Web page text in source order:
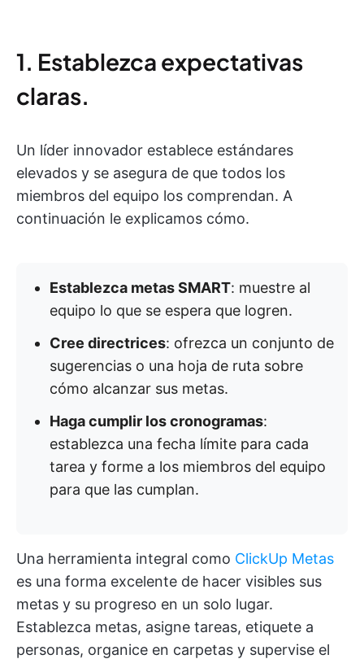
1. Establezca expectativas
claras.
Un líder innovador establece estándares
elevados y se asegura de que todos los
miembros del equipo los comprendan. A
continuación le explicamos cómo.
Establezca metas SMART: muestre al
equipo lo que se espera que logren.
Cree directrices: ofrezca un conjunto de
sugerencias o una hoja de ruta sobre
cómo alcanzar sus metas.
Haga cumplir los cronogramas:
establezca una fecha límite para cada
tarea y forme a los miembros del equipo
para que las cumplan.
Una herramienta integral como ClickUp Metas
es una forma excelente de hacer visibles sus
metas y su progreso en un solo lugar.
Establezca metas, asigne tareas, etiquete a
personas, organice en carpetas y supervise el